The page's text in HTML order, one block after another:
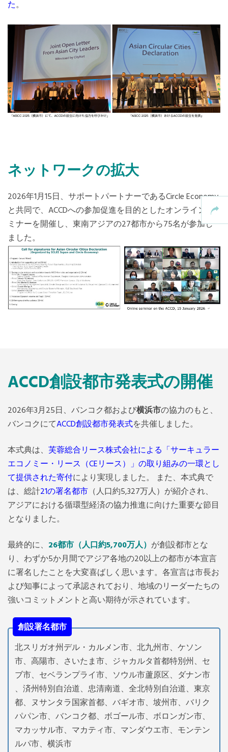
た。
ネットワークの拡大
2026年1月15日、サポートパートナーであるCircle Economy
と共同で、ACCDへの参加促進を目的としたオンラインセ
ミナーを開催し、東南アジアの27都市から75名が参加し
ました。
ACCD創設都市発表式の開催
2026年3月25日、バンコク都および横浜市の協力のもと、
バンコクにてACCD創設都市発表式を共催しました。
本式典は、 芙蓉総合リース株式会社による「サーキュラー
エコノミー・リース（CEリース）」の取り組みの一環とし
て提供された寄付により実現しました。
また、本式典で
は、総計21の署名都市 （人口約5,327万人）が紹介され、
アジアにおける循環型経済の協力推進に向けた重要な節目
となりました。
最終的に、 26都市（人口約5,700万人） が創設都市とな
り、わずか5か月間でアジア各地の20以上の都市が本宣言
に署名したことを大変喜ばしく思います。各宣言は市長お
よび知事によって承認されており、地域のリーダーたちの
強いコミットメントと高い期待が示されています。
創設署名都市
北スリガオ州デル・カルメン市、北九州市、ケソン
市、高陽市、さいたま市、ジャカルタ首都特別州、セ
ブ市、セベランプライ市、ソウル市蘆原区、ダナン市
、済州特別自治道、忠清南道、全北特別自治道、東京
都、ヌサンタラ国家首都、バギオ市、坡州市、バリク
パパン市、バンコク都、ボゴール市、ボロンガン市、
マカッサル市、マカティ市、マンダウエ市、モンテン
ルパ市、横浜市